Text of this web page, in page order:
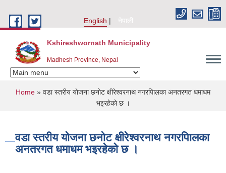
English
नेपाली
Kshireshwornath Municipality
Madhesh Province, Nepal
You are here
Home » वडा स्तरीय याेजना छनाेट क्षीरेश्वरनाथ नगरपािलका अनतरगत धमाधम
भइरहेकाे छ ।
वडा स्तरीय याेजना छनाेट क्षीरेश्वरनाथ नगरपािलका
अनतरगत धमाधम भइरहेकाे छ ।